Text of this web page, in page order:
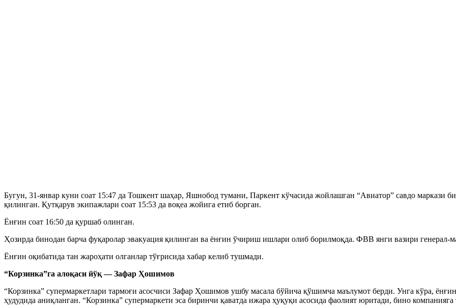
Бугун, 31-январ куни соат 15:47 да Тошкент шаҳар, Яшнобод тумани, Паркент кўчасида жойлашган “Авиатор” савдо маркази
қилинган. Қутқарув экипажлари соат 15:53 да воқеа жойига етиб борган.
Ёнғин соат 16:50 да қуршаб олинган.
Ҳозирда бинодан барча фуқаролар эвакуация қилинган ва ёнғин ўчириш ишлари олиб борилмоқда. ФВВ янги вазири
Ёнғин оқибатида тан жароҳати олганлар тўғрисида хабар келиб тушмади.
“Корзинка”га алоқаси йўқ — Зафар Ҳошимов
“Корзинка” супермаркетлари тармоғи асосчиси Зафар Ҳошимов ушбу масала бўйича қўшимча маълумот берди. Унга кўра,
ҳудудида аниқланган. “Корзинка” супермаркети эса биринчи қаватда ижара ҳуқуқи асосида фаолият юритади, бино